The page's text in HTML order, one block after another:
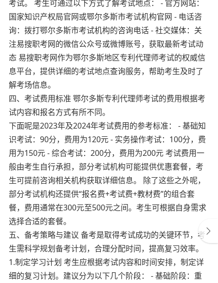
考试。 考生可通过以下方式了解考试地点： - 官方网站：
国家知识产权局官网或鄂尔多斯市考试机构官网 - 电话咨
询：拨打鄂尔多斯市考试机构的咨询电话 - 社交媒体：关
注易搜职考网的微信公众号或微博账号，获取最新考试动
态 易搜职考网作为鄂尔多斯地区专利代理师考试的权威信
息平台，提供详细的考试地点查询服务，帮助考生及时了
解考场信息。
四、考试费用标准 鄂尔多斯专利代理师考试的费用根据考
试内容和报名方式有所不同。
下面呢是2023年及2024年考试费用的参考标准： - 基础知
识考试：90分，费用为120元 - 实务操作考试：100分，费
用为150元 - 综合考试：200分，费用为200元 考试费用一
般由考生自行承担，部分考试机构可能提供优惠套餐，考
生可提前咨询相关机构获取详细信息。 除了这些之外呢，
部分考试机构还提供“报名费+考试费+教材费”的组合套
餐，费用通常在300元至500元之间。考生可根据自身需求
选择合适的套餐。
五、备考策略与建议 备考是取得考试成功的关键环节，考
生需科学规划备考计划，合理分配时间，提高复习效率。
1.制定学习计划 考生应根据考试内容和时间安排，制定详
细的复习计划。建议分为以下几个阶段： - 基础阶段：重